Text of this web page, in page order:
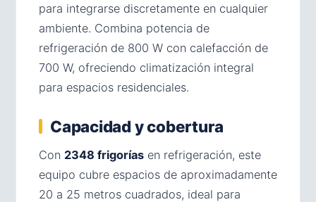
para integrarse discretamente en cualquier
ambiente. Combina potencia de
refrigeración de 800 W con calefacción de
700 W, ofreciendo climatización integral
para espacios residenciales.
Capacidad y cobertura
Con 2348 frigorías en refrigeración, este
equipo cubre espacios de aproximadamente
20 a 25 metros cuadrados, ideal para